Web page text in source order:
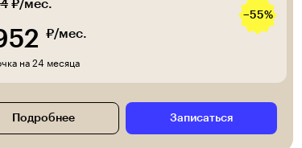
₽/мес.
−55%
₽/мес.
на 24 месяца
Подробнее Записаться